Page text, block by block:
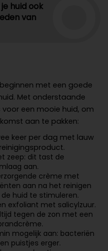
huid ook
van
met een goede
Met onderstaande
een mooie huid, om
aan te pakken:
keer per dag met lauw
zeep: dit tast de
aan.
crème met
aan na het reinigen
huid te stimuleren.
exfoliant met salicylzuur.
tegen de zon met een
mogelijk aan: bacteriën
puistjes erger.